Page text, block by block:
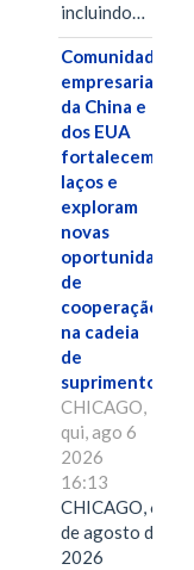
incluindo…
Comunidades
empresariais
da China e
dos EUA
fortalecem
laços e
exploram
novas
oportunidades
de
cooperação
na cadeia
de
suprimentos.
CHICAGO,
qui, ago 6
2026
16:13
CHICAGO, 6
de agosto de
2026